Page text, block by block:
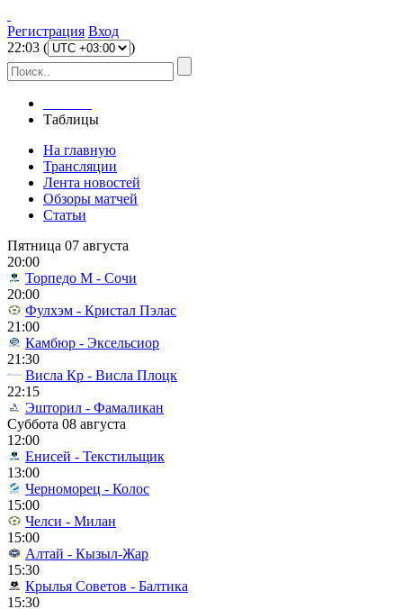
Регистрация Вход
22:03 ( )
Таблицы
На главную
Трансляции
Лента новостей
Обзоры матчей
Статьи
Пятница 07 августа
20:00
Торпедо М - Сочи
20:00
Фулхэм - Кристал Пэлас
21:00
Камбюр - Эксельсиор
21:30
Висла Кр - Висла Плоцк
22:15
Эшторил - Фамаликан
Суббота 08 августа
12:00
Енисей - Текстильщик
13:00
Черноморец - Колос
15:00
Челси - Милан
15:00
Алтай - Кызыл-Жар
15:30
Крылья Советов - Балтика
15:30